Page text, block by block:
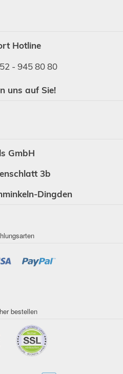
Hotline
- 945 80 80
uns auf Sie!
GmbH
3b
Dingden
bestellen